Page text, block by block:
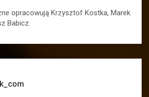
opracowują Krzysztof Kostka, Marek
Babicz.